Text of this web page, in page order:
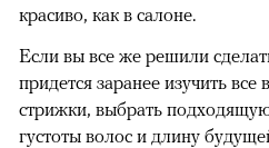
красиво, как в салоне.
Если вы все же решили
придется заранее изучить
стрижки, выбрать
густоты волос и длину